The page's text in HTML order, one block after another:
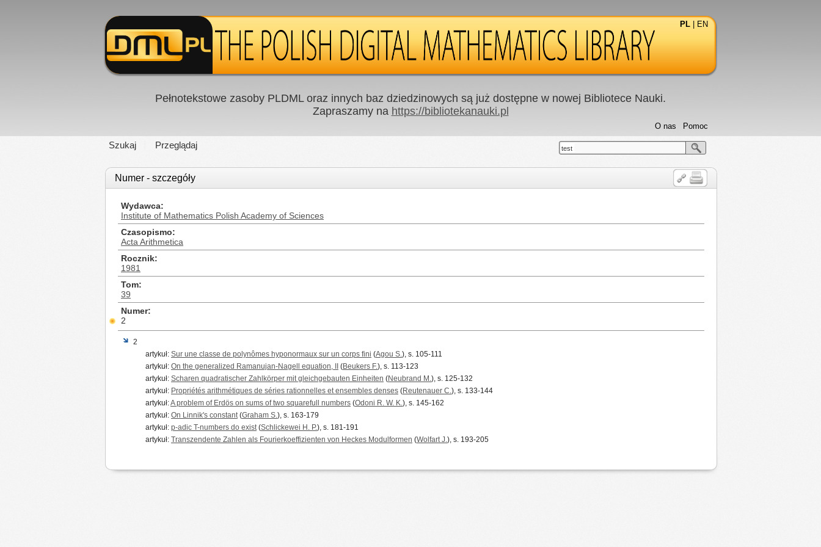
PL EN
Pełnotekstowe zasoby PLDML oraz innych baz dziedzinowych są już dostępne w nowej Bibliotece Nauki.
Zapraszamy na https://bibliotekanauki.pl
Szukaj Przeglądaj
Pomoc
O nas
test
Numer - szczegóły
Wydawca
Institute of Mathematics Polish Academy of Sciences
Czasopismo
Acta Arithmetica
Rocznik
1981
Tom
39
Numer
2
2
artykuł: Sur une classe de polynômes hyponormaux sur un corps fini (Agou S.), s. 105-111
artykuł: On the generalized Ramanujan-Nagell equation, II (Beukers F.), s. 113-123
artykuł: Scharen quadratischer Zahlkörper mit gleichgebauten Einheiten (Neubrand M.), s. 125-132
artykuł: Propriétés arithmétiques de séries rationnelles et ensembles denses (Reutenauer C.), s. 133-144
artykuł:A problem of Erdös on sums of two squarefull numbers (Odoni R. W. K.), s. 145-162
artykuł: On Linnik's constant(Graham S.), s. 163-179
artykuł: p-adic T-numbers do exist(Schlickewei H. P.), s. 181-191
artykuł: Transzendente Zahlen als Fourierkoeffizienten von Heckes Modulformen (Wolfart J.), s. 193-205